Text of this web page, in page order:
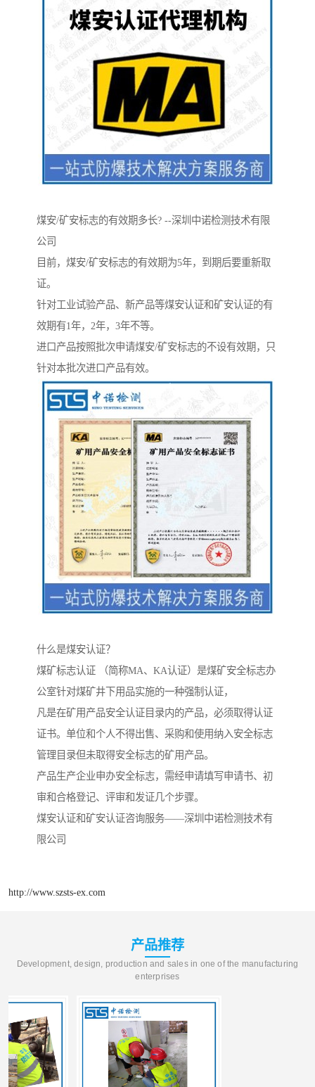
煤安/矿安标志的有效期多长? --深圳中诺检测技术有限
公司
目前，煤安/矿安标志的有效期为5年，到期后要重新取
证。
针对工业试验产品、新产品等煤安认证和矿安认证的有
效期有1年，2年，3年不等。
进口产品按照批次申请煤安/矿安标志的不设有效期，只
针对本批次进口产品有效。
什么是煤安认证？
煤矿标志认证 （简称MA、KA认证）是煤矿安全标志办
公室针对煤矿井下用品实施的一种强制认证，
凡是在矿用产品安全认证目录内的产品，必须取得认证
证书。单位和个人不得出售、采购和使用纳入安全标志
管理目录但未取得安全标志的矿用产品。
产品生产企业申办安全标志，需经申请填写申请书、初
审和合格登记、评审和发证几个步骤。
煤安认证和矿安认证咨询服务——深圳中诺检测技术有
限公司
http://www.szsts-ex.com
产品推荐
Development, design, production and sales in one of the manufacturing
enterprises